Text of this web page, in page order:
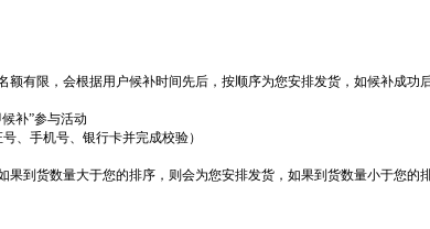
有限，会根据用户候补时间先后，按顺序为您安排发货，如候补成功
补”参与活动
、手机号、银行卡并完成校验）
到货数量大于您的排序，则会为您安排发货，如果到货数量小于您的